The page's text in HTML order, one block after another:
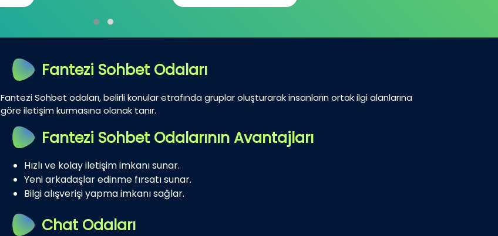
Fantezi Sohbet Odaları
Fantezi Sohbet odaları, belirli konular etrafında gruplar oluşturarak insanların ortak ilgi alanlarına
göre iletişim kurmasına olanak tanır.
Fantezi Sohbet Odalarının Avantajları
Hızlı ve kolay iletişim imkanı sunar.
Yeni arkadaşlar edinme fırsatı sunar.
Bilgi alışverişi yapma imkanı sağlar.
Chat Odaları